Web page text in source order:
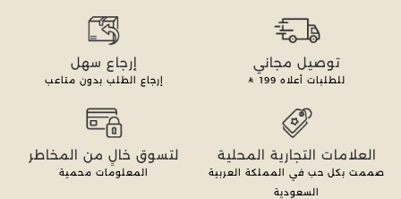
توصيل مجاني
للطلبات أعلاه 199
إرجاع سهل
إرجاع الطلب بدون متاعب
العلامات التجارية المحلية
صممت بكل حب في المملكة العربية
السعودية
لتسوق خالٍ من المخاطر
المعلومات محمية